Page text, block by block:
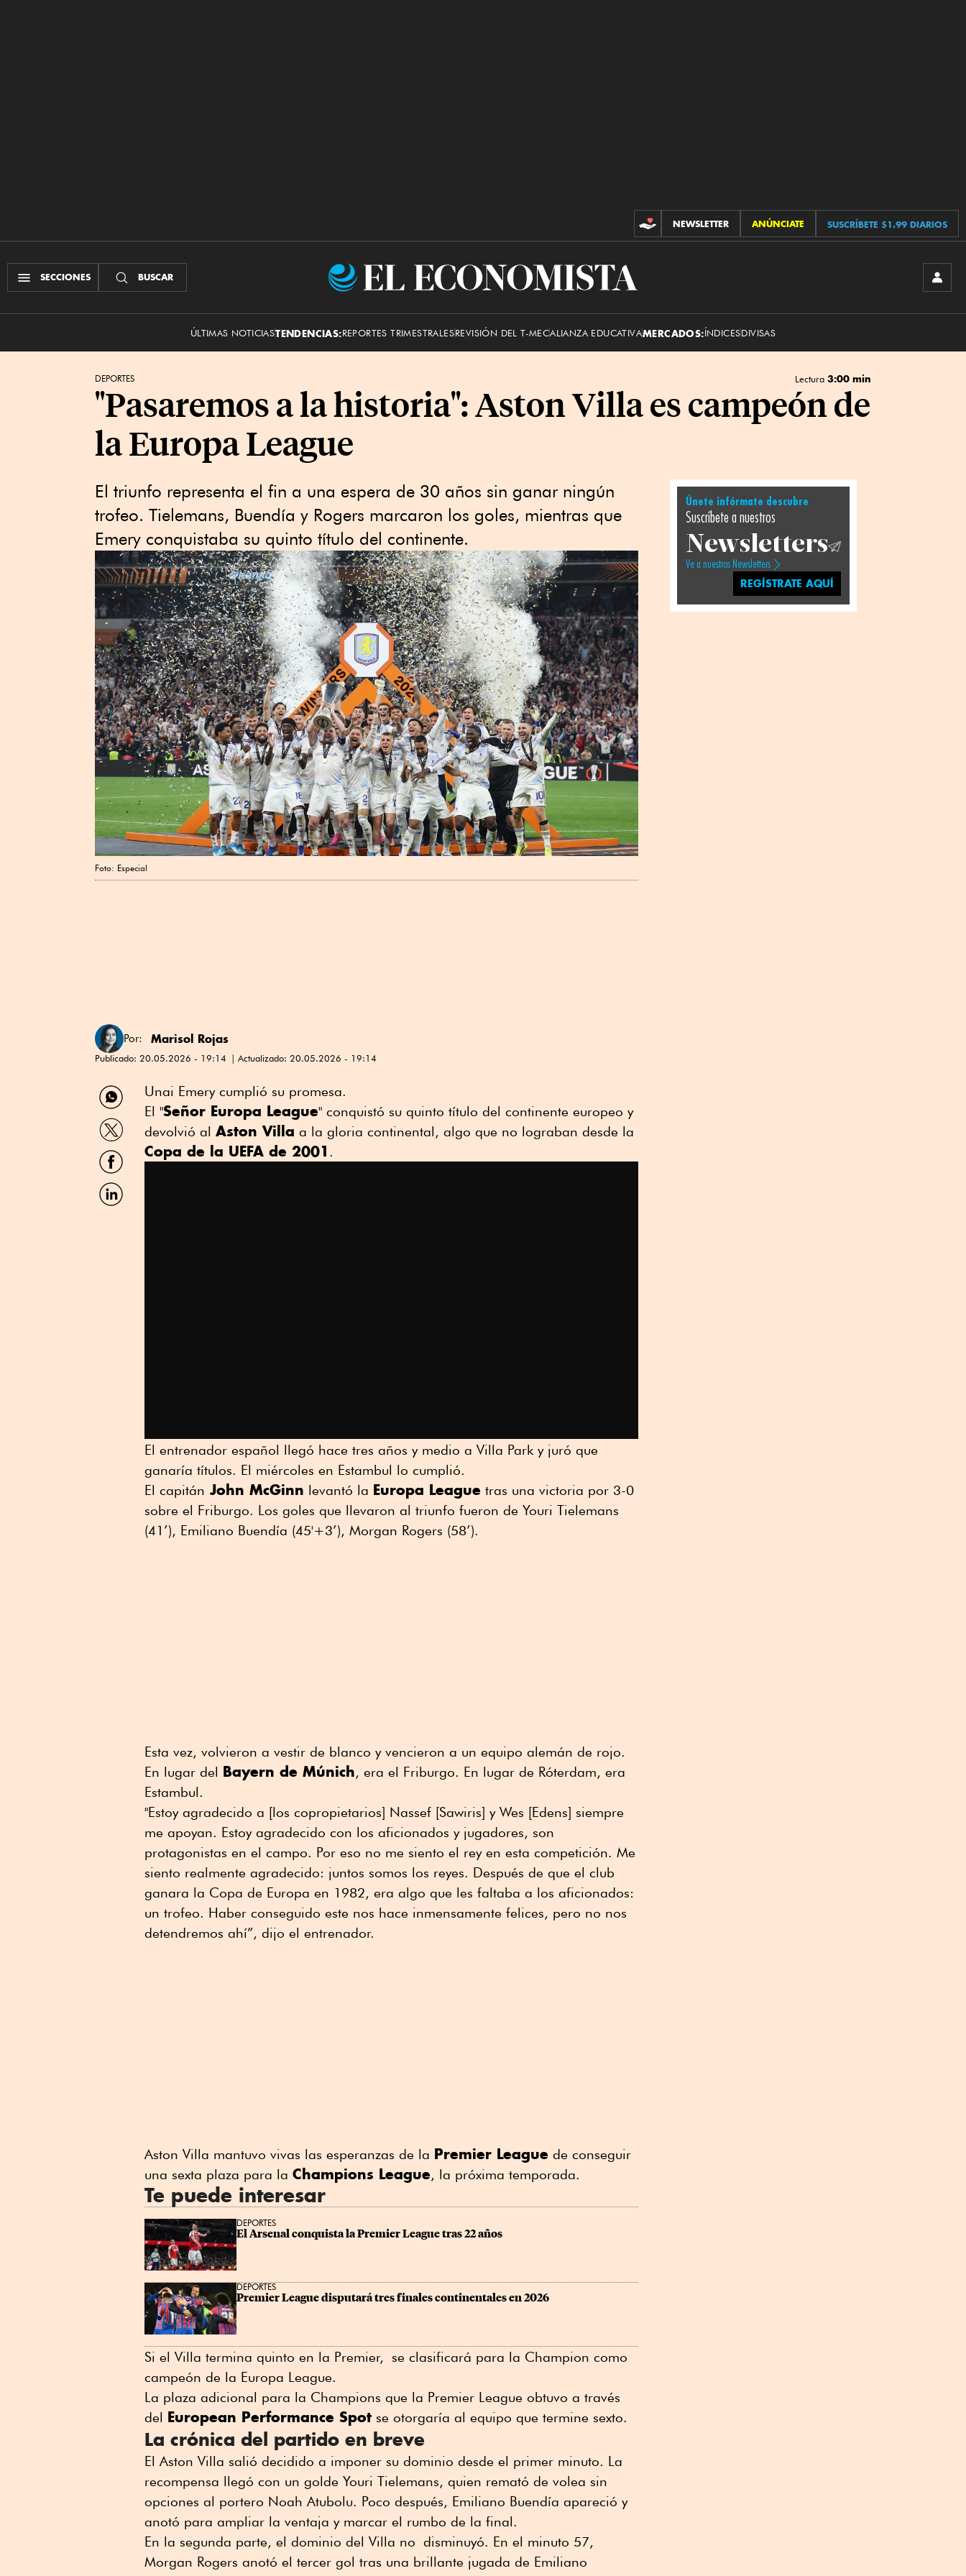
CONTRIBUCIONES
NEWSLETTER ANÚNCIATE SUSCRÍBETE $1.99 DIARIOS
SECCIONES BUSCAR
El
ÚLTIMAS NOTICIASTENDENCIAS:REPORTES TRIMESTRALESREVISIÓN DEL T-MECALIANZA EDUCATIVAMERCADOS:ÍNDICESDIVISAS
DEPORTES Lectura 3:00 min
"Pasaremos a la historia": Aston Villa es campeón de
la Europa League
El triunfo representa el fin a una espera de 30 años sin ganar ningún
trofeo. Tielemans, Buendía y Rogers marcaron los goles, mientras que
Emery conquistaba su quinto título del continente.
Foto: Especial
Por: Marisol Rojas
Publicado: 20.05.2026 - 19:14 Actualizado: 20.05.2026 - 19:14
Compartir
por
WhatsApp
Compartir
por
Twitter
Compartir
por
Facebook
Compartir
por
Unai Emery cumplió su promesa.
El "Señor Europa League" conquistó su quinto título del continente europeo y
devolvió al Aston Villa a la gloria continental, algo que no lograban desde la
Copa de la UEFA de 2001 .
El entrenador español llegó hace tres años y medio a Villa Park y juró que
ganaría títulos. El miércoles en Estambul lo cumplió.
El capitán John McGinn levantó la Europa League tras una victoria por 3-0
sobre el Friburgo. Los goles que llevaron al triunfo fueron de Youri Tielemans
(41’), Emiliano Buendía (45'+3’), Morgan Rogers (58’).
Esta vez, volvieron a vestir de blanco y vencieron a un equipo alemán de rojo.
En lugar del Bayern de Múnich, era el Friburgo. En lugar de Róterdam, era
Estambul.
"Estoy agradecido a [los copropietarios] Nassef [Sawiris] y Wes [Edens] siempre
me apoyan. Estoy agradecido con los aficionados y jugadores, son
protagonistas en el campo. Por eso no me siento el rey en esta competición. Me
siento realmente agradecido: juntos somos los reyes. Después de que el club
ganara la Copa de Europa en 1982, era algo que les faltaba a los aficionados:
un trofeo. Haber conseguido este nos hace inmensamente felices, pero no nos
detendremos ahí”, dijo el entrenador.
Aston Villa mantuvo vivas las esperanzas de la Premier League de conseguir
una sexta plaza para la Champions League, la próxima temporada.
Te puede interesar
DEPORTES
El Arsenal conquista la Premier League tras 22 años
DEPORTES
Premier League disputará tres finales continentales en 2026
Si el Villa termina quinto en la Premier, se clasificará para la Champion como
campeón de la Europa League.
La plaza adicional para la Champions que la Premier League obtuvo a través
del European Performance Spot se otorgaría al equipo que termine sexto.
La crónica del partido en breve
El Aston Villa salió decidido a imponer su dominio desde el primer minuto. La
recompensa llegó con un golde Youri Tielemans, quien remató de volea sin
opciones al portero Noah Atubolu. Poco después, Emiliano Buendía apareció y
anotó para ampliar la ventaja y marcar el rumbo de la final.
En la segunda parte, el dominio del Villa no disminuyó. En el minuto 57,
Morgan Rogers anotó el tercer gol tras una brillante jugada de Emiliano
Únete infórmate descubre
Suscríbete a nuestros
Newsletters
Ve a nuestros Newsletters
REGÍSTRATE AQUÍ